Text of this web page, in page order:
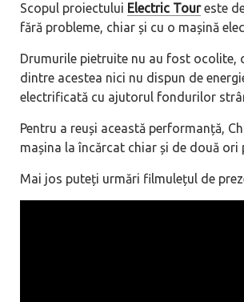
Scopul proiectului Electric Toureste
fără probleme, chiar și cu o mașină
Drumurile pietruite nu au fost ocolite,
dintre acestea nici nu dispun de
electrificată cu ajutorul fondurilor
Pentru a reuși această performanță,
mașina la încărcat chiar și de două ori
Mai jos puteți urmări filmulețul de